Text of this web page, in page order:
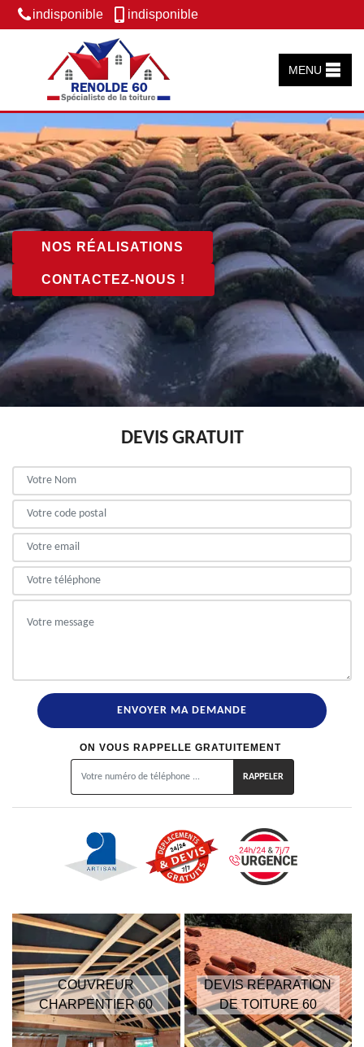
indisponible indisponible
MENU
NOS RÉALISATIONS
CONTACTEZ-NOUS !
DEVIS GRATUIT
ON VOUS RAPPELLE GRATUITEMENT
COUVREUR
CHARPENTIER 60
DEVIS RÉPARATION
DE TOITURE 60